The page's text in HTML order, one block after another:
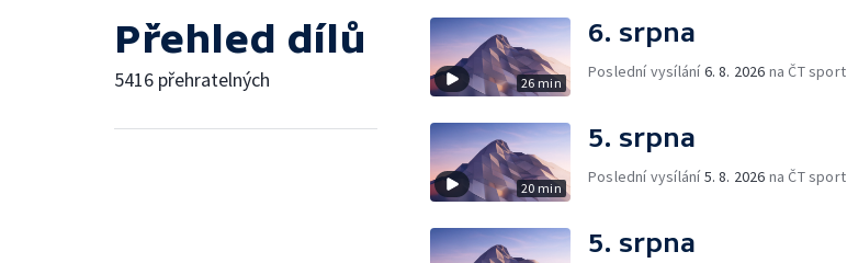
Přehled dílů
5416 přehratelných 26 min
6. srpna
Poslední vysílání6. 8. 2026 na ČT sport
20 min
5. srpna
Poslední vysílání5. 8. 2026 na ČT sport
5. srpna